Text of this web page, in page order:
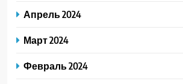
Апрель 2024
Март 2024
Февраль 2024